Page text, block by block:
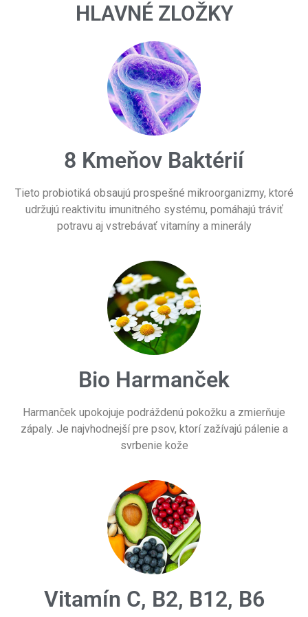
HLAVNÉ ZLOŽKY
8 Kmeňov Baktérií
Tieto probiotiká obsaujú prospešné mikroorganizmy, ktoré
udržujú reaktivitu imunitného systému, pomáhajú tráviť
potravu aj vstrebávať vitamíny a minerály
Bio Harmanček
Harmanček upokojuje podráždenú pokožku a zmierňuje
zápaly. Je najvhodnejší pre psov, ktorí zažívajú pálenie a
svrbenie kože
Vitamín C, B2, B12, B6